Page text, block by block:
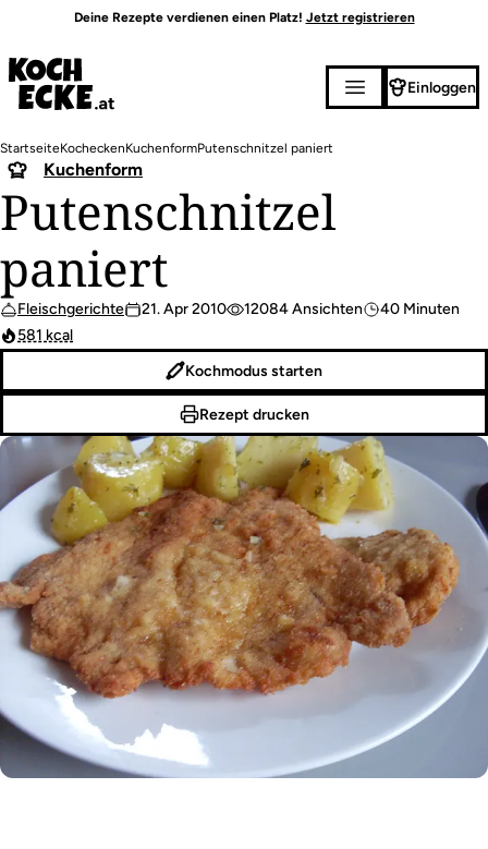
Inhalt
Deine Rezepte verdienen einen Platz! Jetzt registrieren
Einloggen
Pfadnavigation
StartseiteKocheckenKuchenformPutenschnitzel paniert
Putenschnitzel
paniert
Fleischgerichte 21. Apr 2010 12084 Ansichten
40 Minuten
581 kcal
Kuchenform
Kochmodus starten
Rezept drucken